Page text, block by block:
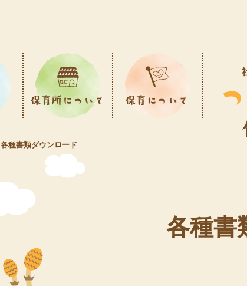
園舎紹介
各種書類ダウンロード
各種書